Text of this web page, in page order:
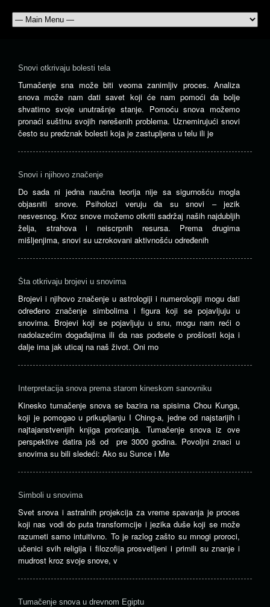
Snovi otkrivaju bolesti tela
Tumačenje sna može biti veoma zanimljiv proces. Analiza
snova može nam dati savet koji će nam pomoći da bolje
shvatimo svoje unutrašnje stanje. Pomoću snova možemo
pronaći suštinu svojih nerešenih problema. Uznemirujući snovi
često su predznak bolesti koja je zastupljena u telu ili je
Snovi i njihovo značenje
Do sada ni jedna naučna teorija nije sa sigurnošću mogla
objasniti snove. Psiholozi veruju da su snovi – jezik
nesvesnog. Kroz snove možemo otkriti sadržaj naših najdubljih
želja, strahova i neiscrpnih resursa. Prema drugima
mišljenjima, snovi su uzrokovani aktivnošću određenih
Šta otkrivaju brojevi u snovima
Brojevi i njihovo značenje u astrologiji i numerologiji mogu dati
određeno značenje simbolima i figura koji se pojavljuju u
snovima. Brojevi koji se pojavljuju u snu, mogu nam reći o
nadolazećim događajima ili da nas podsete o prošlosti koja i
dalje ima jak uticaj na naš život. Oni mo
Interpretacija snova prema starom kineskom sanovniku
Kinesko tumačenje snova se bazira na spisima Chou Kunga,
koji je pomogao u prikupljanju I Ching-a, jedne od najstarijih i
najtajanstvenijih knjiga proricanja. Tumačenje snova iz ove
perspektive datira još od pre 3000 godina. Povoljni znaci u
snovima su bili sledeći: Ako su Sunce i Me
Simboli u snovima
Svet snova i astralnih projekcija za vreme spavanja je proces
koji nas vodi do puta transformcije i jezika duše koji se može
razumeti samo intuitivno. To je razlog zašto su mnogi proroci,
učenici svih religija i filozofija prosvetljeni i primili su znanje i
mudrost kroz svoje snove, v
Tumačenje snova u drevnom Egiptu